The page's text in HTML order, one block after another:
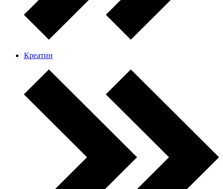
Креатин